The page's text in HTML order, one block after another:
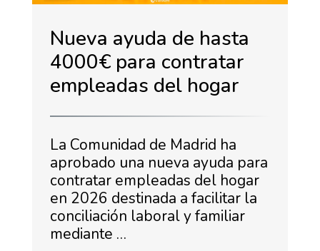
Nueva ayuda de hasta
4000€ para contratar
empleadas del hogar
La Comunidad de Madrid ha
aprobado una nueva ayuda para
contratar empleadas del hogar
en 2026 destinada a facilitar la
conciliación laboral y familiar
mediante …